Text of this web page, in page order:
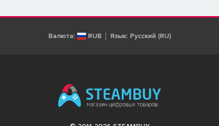
Валюта: RUB Язык: Русский (RU)